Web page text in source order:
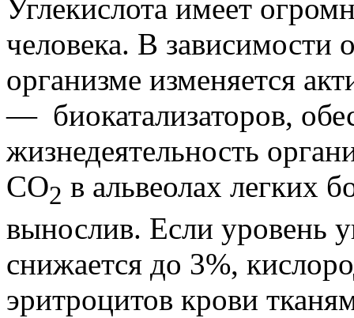
Углекислота имеет
человека. В зависимости
организме изменяется
— биокатализаторов,
жизнедеятельность
СО2 в альвеолах легких
вынослив. Если уровень
снижается до 3%,
эритроцитов крови